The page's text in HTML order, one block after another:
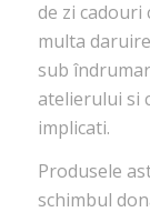
de zi cadouri
multa
sub
atelierului si
implicati.
Produsele
schimbul